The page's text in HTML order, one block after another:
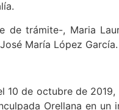
de trámite-, Maria
María López García.
de octubre de 2019,
Orellana en un